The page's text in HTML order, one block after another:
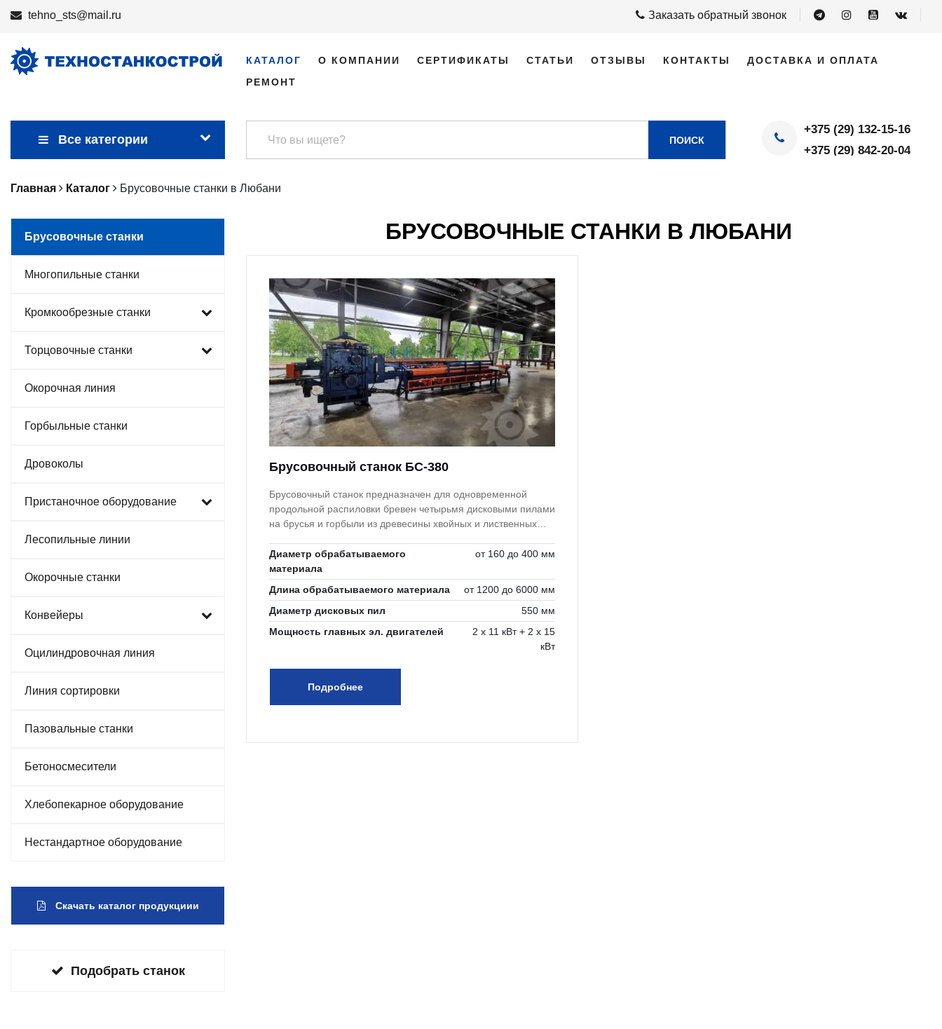
tehno_sts@mail.ru Заказать обратный звонок
КАТАЛОГ О КОМПАНИИ СЕРТИФИКАТЫ СТАТЬИ ОТЗЫВЫ КОНТАКТЫ
ДОСТАВКА И ОПЛАТА
РЕМОНТ
Все категории ПОИСК
+375 (29) 132-15-16
+375 (29) 842-20-04
Главная Каталог Брусовочные станки в Любани
Брусовочные станки
Многопильные станки
Кромкообрезные станки
Торцовочные станки
Окорочная линия
Горбыльные станки
Дровоколы
Пристаночное оборудование
Лесопильные линии
Окорочные станки
Конвейеры
Оцилиндровочная линия
Линия сортировки
Пазовальные станки
Бетоносмесители
Хлебопекарное оборудование
Нестандартное оборудование
Скачать каталог продукциии
Подобрать станок
БРУСОВОЧНЫЕ СТАНКИ В ЛЮБАНИ
Брусовочный станок БС-380
Брусовочный станок предназначен для одновременной
продольной распиловки бревен четырьмя дисковыми пилами
на брусья и горбыли из древесины хвойных и лиственных
Диаметр обрабатываемого
материала
от 160 до 400 мм
Длина обрабатываемого материала
от 1200 до 6000 мм
Диаметр дисковых пил
550 мм
Мощность главных эл. двигателей
2 х 11 кВт + 2 х 15
кВт
Подробнее